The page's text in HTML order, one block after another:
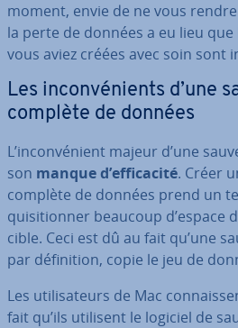
moment, envie de ne vous
la perte de données a eu lieu
vous aviez créées avec soin sont
Les in­con­vé­nients d’une
complète de données
L’in­con­vé­nient majeur d’une
son manque d’ef­fi­ca­cité. Créer
complète de données prend un
qui­si­tion­ner beaucoup d’espace
cible. Ceci est dû au fait qu’une
par dé­fi­ni­tion, copie le jeu de
Les uti­li­sa­teurs de Mac
fait qu’ils utilisent le logiciel de